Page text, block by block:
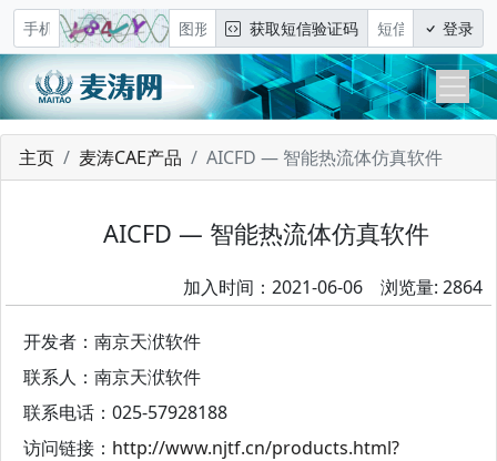
获取短信验证码 登录
主页 麦涛CAE产品 AICFD — 智能热流体仿真软件
AICFD — 智能热流体仿真软件
加入时间：2021-06-06 浏览量: 2864
开发者：南京天洑软件
联系人：南京天洑软件
联系电话：025-57928188
访问链接： http://www.njtf.cn/products.html?